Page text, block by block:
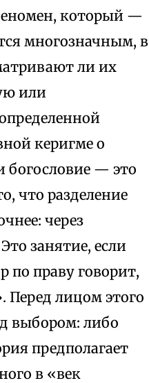
который —
многозначным, в
ли их
или
керигме о
богословие — это
что разделение
через
занятие, если
по праву говорит,
Перед лицом этого
выбором: либо
предполагает
в «век